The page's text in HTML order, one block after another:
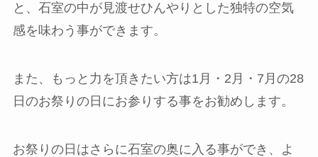
と、石室の中が見渡せひんやりとした独特の空気
感を味わう事ができます。
また、もっと力を頂きたい方は1月・2月・7月の28
日のお祭りの日にお参りする事をお勧めします。
お祭りの日はさらに石室の奥に入る事ができ、よ